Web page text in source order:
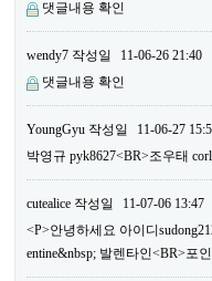
댓글내용 확인
wendy7 작성일
11-06-26 21:40
댓글내용 확인
YoungGyu 작성일
11-06-27
박영규 pyk8627<BR>조우태
cutealice 작성일
11-07-06 13:47
<P>안녕하세요 아이디
entine&nbsp; 발렌타인<BR>포